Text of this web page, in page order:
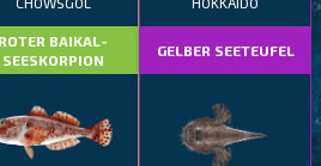
ROTER BAIKAL-
SEESKORPION
GELBER SEETEUFEL